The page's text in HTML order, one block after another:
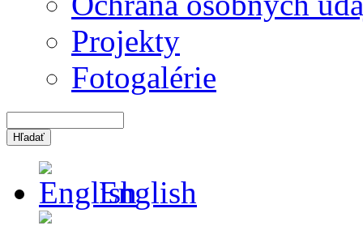
Projekty
Fotogalérie
English